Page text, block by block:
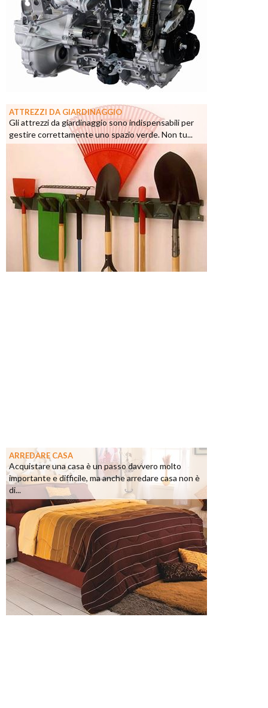
ATTREZZI DA GIARDINAGGIO
Gli attrezzi da giardinaggio sono indispensabili per
gestire correttamente uno spazio verde. Non tu...
ARREDARE CASA
Acquistare una casa è un passo davvero molto
importante e difficile, ma anche arredare casa non è
di...